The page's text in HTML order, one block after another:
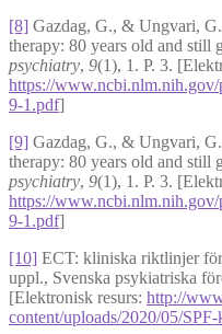
[8] Gazdag, G., & Ungvari,
therapy: 80 years old and still
psychiatry, 9(1), 1. P. 3.
https://
9-1.pdf]
[9] Gazdag, G., & Ungvari,
therapy: 80 years old and still
psychiatry, 9(1), 1. P. 3.
https://
9-1.pdf]
[10] ECT: kliniska riktlinjer
uppl., Svenska psykiatriska
[Elektronisk resurs: http://
content/uploads/2020/05/